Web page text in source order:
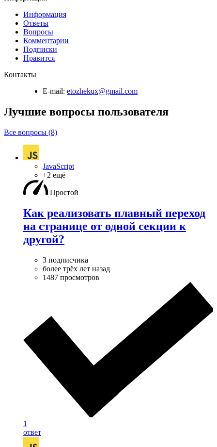
Информация
Ответы
Вопросы
Комментарии
Подписки
Нравится
Контакты
E-mail: etozhekqx@gmail.com
Лучшие вопросы пользователя
Все вопросы (8)
JavaScript
+2 ещё
Простой
Как реализовать плавный переход
на странице от одной секции к
другой?
3 подписчика
более трёх лет назад
1487 просмотров
1
ответ